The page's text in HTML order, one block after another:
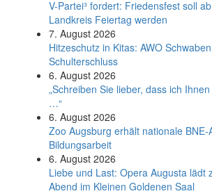
V-Partei­³ fordert: Friedens­fest soll
Land­kreis Feier­tag werden
7. August 2026
Hitzeschutz in Kitas: AWO
Schulterschluss
6. August 2026
„Schreiben Sie lieber, dass ich
…“
6. August 2026
Zoo Augsburg erhält nationale
Bildungsarbeit
6. August 2026
Liebe und Last: Opera Augusta lädt
Abend im Kleinen Goldenen Saal